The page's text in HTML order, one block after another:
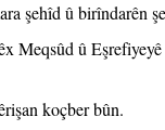
şehîd û birîndarên
Meqsûd û
koçber bûn.